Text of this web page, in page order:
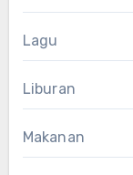
Lagu
Liburan
Makanan